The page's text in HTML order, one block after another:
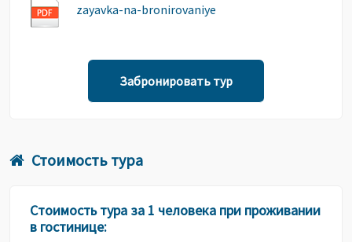
zayavka-na-bronirovaniye
Забронировать тур
Стоимость тура
Стоимость тура за 1 человека при проживании
в гостинице: